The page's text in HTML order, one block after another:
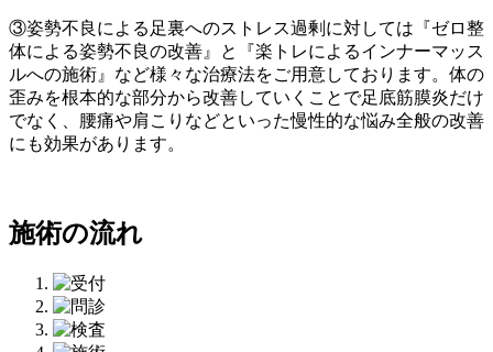
③姿勢不良による足裏へのストレス過剰に対しては『ゼロ整
体による姿勢不良の改善』と『楽トレによるインナーマッス
ルへの施術』など様々な治療法をご用意しております。体の
歪みを根本的な部分から改善していくことで足底筋膜炎だけ
でなく、腰痛や肩こりなどといった慢性的な悩み全般の改善
にも効果があります。
施術の流れ